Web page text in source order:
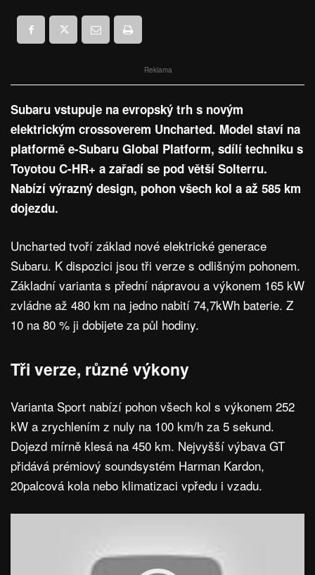
Reklama
Subaru vstupuje na evropský trh s novým
elektrickým crossoverem Uncharted. Model staví na
platformě e-Subaru Global Platform, sdílí techniku s
Toyotou C-HR+ a zařadí se pod větší Solterru.
Nabízí výrazný design, pohon všech kol a až 585 km
dojezdu.
Uncharted tvoří základ nové elektrické generace
Subaru. K dispozici jsou tři verze s odlišným pohonem.
Základní varianta s přední nápravou a výkonem 165 kW
zvládne až 480 km na jedno nabití 74,7kWh baterie. Z
10 na 80 % ji dobijete za půl hodiny.
Tři verze, různé výkony
Varianta Sport nabízí pohon všech kol s výkonem 252
kW a zrychlením z nuly na 100 km/h za 5 sekund.
Dojezd mírně klesá na 450 km. Nejvyšší výbava GT
přidává prémiový soundsystém Harman Kardon,
20palcová kola nebo klimatizaci vpředu i vzadu.